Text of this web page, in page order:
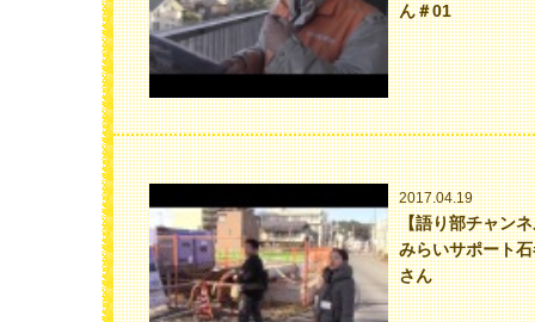
ん＃01
2017.04.19
【語り部チャン
みらいサポート
さん